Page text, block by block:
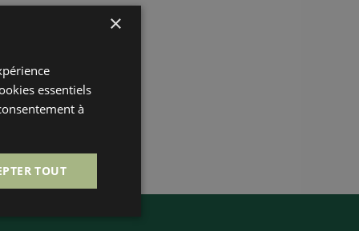
×
essentiels
à
TOUT